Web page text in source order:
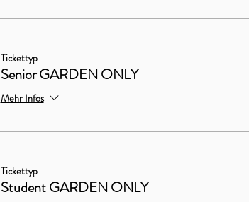
Tickettyp
Senior GARDEN ONLY
Mehr Infos
Tickettyp
Student GARDEN ONLY